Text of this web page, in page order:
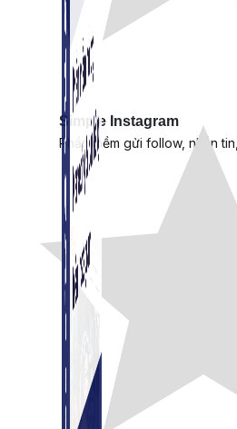
Simple Instagram
Phần mềm gửi follow, nhắn